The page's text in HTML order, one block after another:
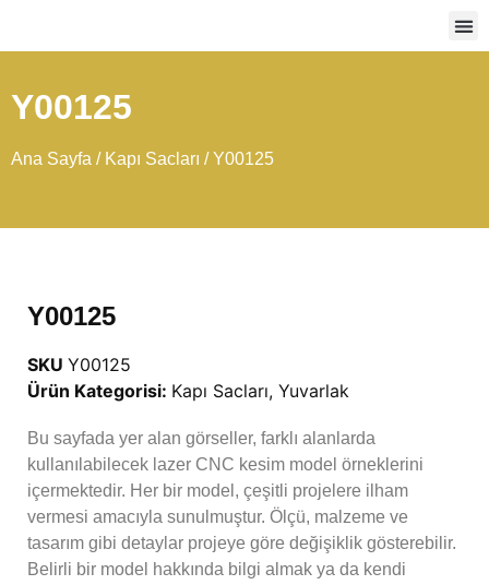
Y00125
Ana Sayfa / Kapı Sacları / Y00125
Y00125
SKU Y00125
Ürün Kategorisi: Kapı Sacları, Yuvarlak
Bu sayfada yer alan görseller, farklı alanlarda
kullanılabilecek lazer CNC kesim model örneklerini
içermektedir. Her bir model, çeşitli projelere ilham
vermesi amacıyla sunulmuştur. Ölçü, malzeme ve
tasarım gibi detaylar projeye göre değişiklik gösterebilir.
Belirli bir model hakkında bilgi almak ya da kendi